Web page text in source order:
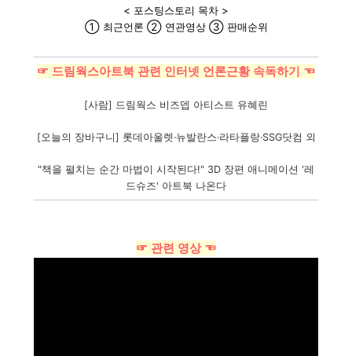
< 포스팅스토리 목차 >
① 최근언론 ② 연관영상 ③ 판매순위
☞ 드림웍스아트북 관련 인터넷 언론근황 속독하기 ☜
[사람] 드림웍스 비즈뎁 아티스트 유혜린
[오늘의 장바구니] 롯데아울렛·뉴발란스·라타플랑·SSG닷컴 외
"책을 펼치는 순간 마법이 시작된다!" 3D 장편 애니메이션 '레
드슈즈' 아트북 나온다
☞ 관련 영상 ☜